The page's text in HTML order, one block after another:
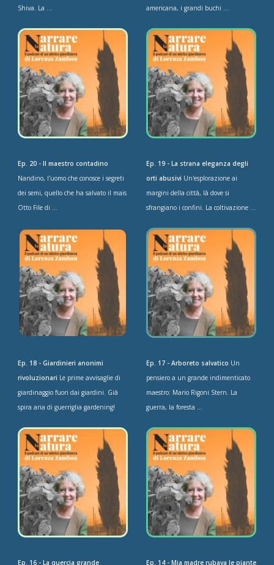
Shiva. La ...
americana, i grandi buchi ...
Ep. 20 - Il maestro contadino
Nandino, l'uomo che conosce i segreti
dei semi, quello che ha salvato il mais
Otto File di ...
Ep. 19 - La strana eleganza degli
orti abusivi Un'esplorazione ai
margini della città, là dove si
sfrangiano i confini. La coltivazione ...
Ep. 18 - Giardinieri anonimi
rivoluzionari Le prime avvisaglie di
giardinaggio fuori dai giardini. Già
spira aria di guerriglia gardening!
Ep. 17 - Arboreto salvatico Un
pensiero a un grande indimenticato
maestro: Mario Rigoni Stern. La
guerra, la foresta ...
Ep. 16 - La quercia grande Ep. 14 - Mia madre rubava le piante